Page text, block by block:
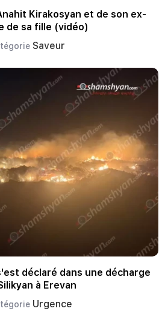
Kirakosyan et de son ex-
de sa fille (vidéo)
Saveur
déclaré dans une décharge
à Erevan
Urgence